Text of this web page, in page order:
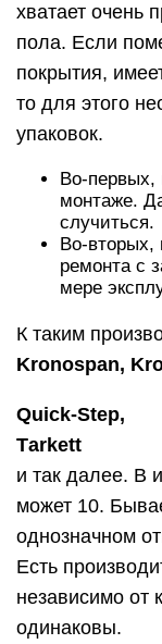
хватает очень
пола. Если
покрытия,
то для этого
упаковок.
Во-
монтаже.
случиться.
Во-вторых,
ремонта с
мере
К таким
Kronospan,
Quick-Step,
Тarkett
и так далее. В
может 10.
однозначном
Есть
независимо от
одинаковы.